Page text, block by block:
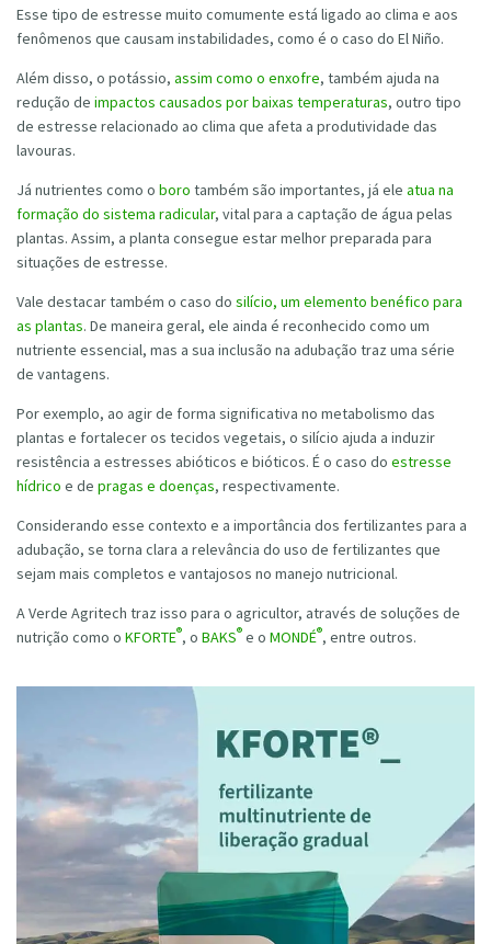
Esse tipo de estresse muito comumente está ligado ao clima e aos
fenômenos que causam instabilidades, como é o caso do El Niño.
Além disso, o potássio, assim como o enxofre, também ajuda na
redução de impactos causados por baixas temperaturas, outro tipo
de estresse relacionado ao clima que afeta a produtividade das
lavouras.
Já nutrientes como o boro também são importantes, já ele atua na
formação do sistema radicular, vital para a captação de água pelas
plantas. Assim, a planta consegue estar melhor preparada para
situações de estresse.
Vale destacar também o caso do silício, um elemento benéfico para
as plantas. De maneira geral, ele ainda é reconhecido como um
nutriente essencial, mas a sua inclusão na adubação traz uma série
de vantagens.
Por exemplo, ao agir de forma significativa no metabolismo das
plantas e fortalecer os tecidos vegetais, o silício ajuda a induzir
resistência a estresses abióticos e bióticos. É o caso do estresse
hídrico e de pragas e doenças, respectivamente.
Considerando esse contexto e a importância dos fertilizantes para a
adubação, se torna clara a relevância do uso de fertilizantes que
sejam mais completos e vantajosos no manejo nutricional.
A Verde Agritech traz isso para o agricultor, através de soluções de
nutrição como o KFORTE®, o BAKS® e o MONDÉ®, entre outros.